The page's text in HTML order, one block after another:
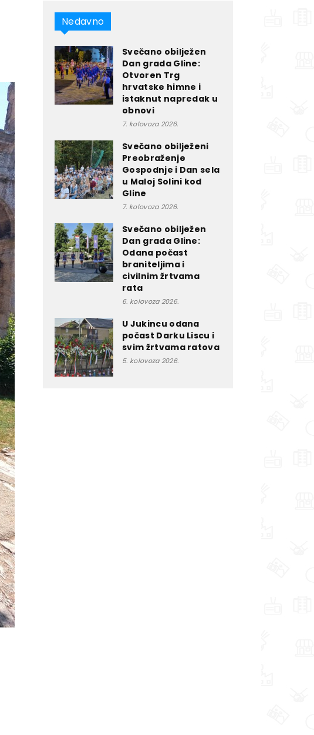
Nedavno
Svečano obilježen
Dan grada Gline:
Otvoren Trg
hrvatske himne i
istaknut napredak u
obnovi
7. kolovoza 2026.
Svečano obilježeni
Preobraženje
Gospodnje i Dan sela
u Maloj Solini kod
Gline
7. kolovoza 2026.
Svečano obilježen
Dan grada Gline:
Odana počast
braniteljima i
civilnim žrtvama
rata
6. kolovoza 2026.
U Jukincu odana
počast Darku Liscu i
svim žrtvama ratova
5. kolovoza 2026.